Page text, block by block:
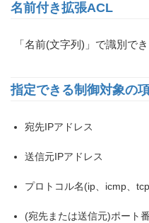
名前付き拡張ACL
「名前(文字列)」で識別で
指定できる制御対象の
宛先IPアドレス
送信元IPアドレス
プロトコル名(ip、icmp、
(宛先または送信元)ポート